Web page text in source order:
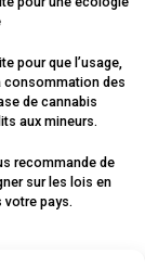
pour que l’usage,
consommation des
de cannabis
aux mineurs.
recommandede
sur les lois en
votre pays.